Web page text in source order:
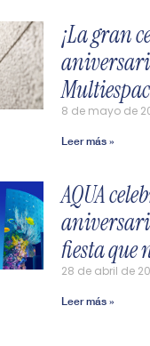
¡La gran
8 de mayo de
Leer más »
AQUA
fiesta que
28 de abril de
Leer más »